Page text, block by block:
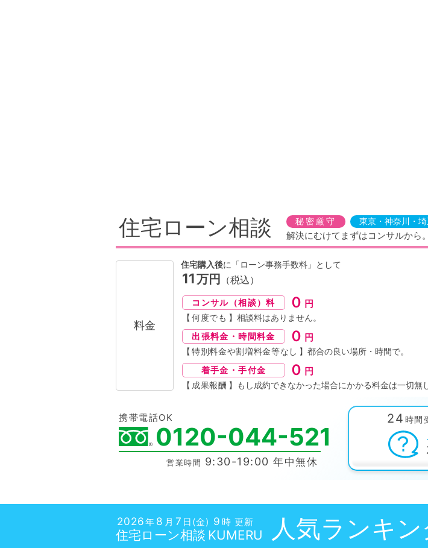
住宅ローン相談 秘密厳守 東京・神奈川・
解決にむけてまずはコンサルから。
料金
住宅購入後に「ローン事務手数料」として
11万円 （税込）
コンサル（相談）料 ０ 円
【 何度でも 】相談料はありません。
出張料金・時間料金 ０ 円
【 特別料金や割増料金等なし 】都合の良い場所・時間で。
着手金・手付金 ０ 円
【 成果報酬 】もし成約できなかった場合にかかる料金は一切無
携帯電話OK
0120-044-521
営業時間 9:30-19:00 年中無休
24 時間
2026年 8 月 7 日(金) 9 時 更新
住宅ローン相談 人気ランキ